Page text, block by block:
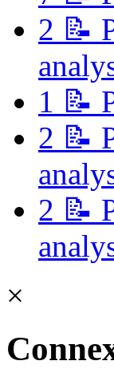
2 📝
1 📝
2 📝
2 📝
×